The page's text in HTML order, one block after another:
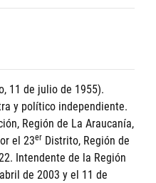
11 de julio de 1955).
y político independiente.
Región de La Araucanía,
el 23er Distrito, Región de
Intendente de la Región
de 2003 y el 11 de